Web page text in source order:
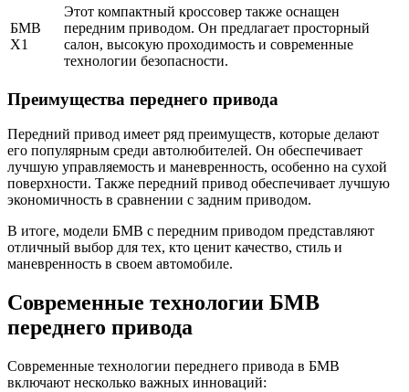
БМВ
X1
Этот компактный кроссовер также оснащен
передним приводом. Он предлагает просторный
салон, высокую проходимость и современные
технологии безопасности.
Преимущества переднего привода
Передний привод имеет ряд преимуществ, которые делают
его популярным среди автолюбителей. Он обеспечивает
лучшую управляемость и маневренность, особенно на сухой
поверхности. Также передний привод обеспечивает лучшую
экономичность в сравнении с задним приводом.
В итоге, модели БМВ с передним приводом представляют
отличный выбор для тех, кто ценит качество, стиль и
маневренность в своем автомобиле.
Современные технологии БМВ
переднего привода
Современные технологии переднего привода в БМВ
включают несколько важных инноваций: